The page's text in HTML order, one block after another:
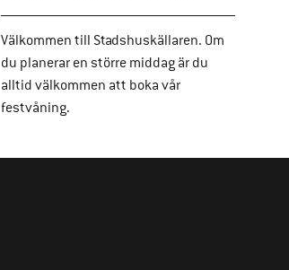
Välkommen till Stadshuskällaren. Om
du planerar en större middag är du
alltid välkommen att boka vår
festvåning.